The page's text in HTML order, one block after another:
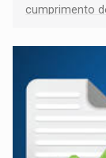
cumprimento